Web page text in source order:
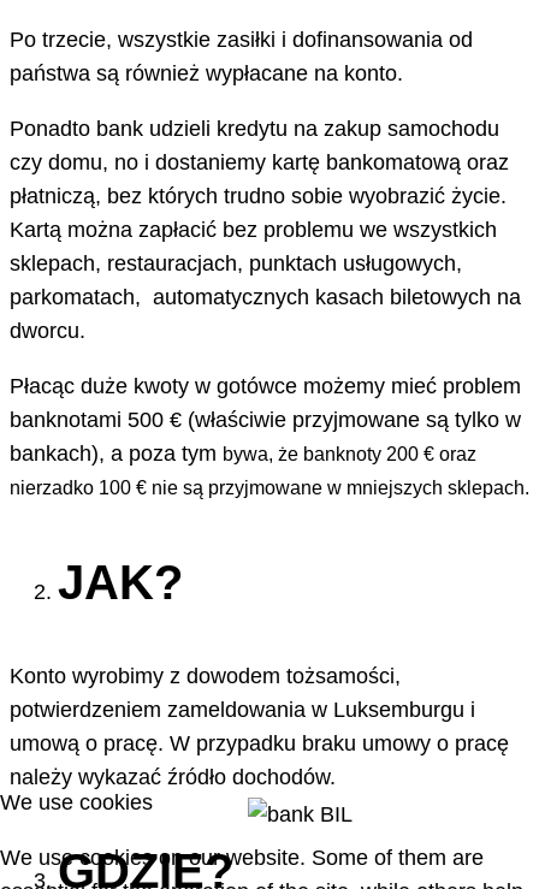
Po trzecie, wszystkie zasiłki i dofinansowania od
państwa są również wypłacane na konto.
Ponadto bank udzieli kredytu na zakup samochodu
czy domu, no i dostaniemy kartę bankomatową oraz
płatniczą, bez których trudno sobie wyobrazić życie.
Kartą można zapłacić bez problemu we wszystkich
sklepach, restauracjach, punktach usługowych,
parkomatach, automatycznych kasach biletowych na
dworcu.
Płacąc duże kwoty w gotówce możemy mieć problem
banknotami 500 € (właściwie przyjmowane są tylko w
bankach), a poza tym bywa, że banknoty 200 € oraz
nierzadko 100 € nie są przyjmowane w mniejszych sklepach.
JAK?
Konto wyrobimy z dowodem tożsamości,
potwierdzeniem zameldowania w Luksemburgu i
umową o pracę. W przypadku braku umowy o pracę
należy wykazać źródło dochodów.
GDZIE?
We use cookies
We use cookies on our website. Some of them are